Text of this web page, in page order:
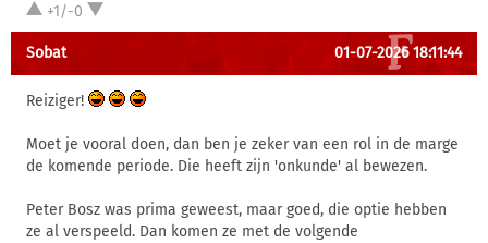
+1/-0
Sobat 01-07-2026 18:11:44
Reiziger!
Moet je vooral doen, dan ben je zeker van een rol in de marge
de komende periode. Die heeft zijn 'onkunde' al bewezen.
Peter Bosz was prima geweest, maar goed, die optie hebben
ze al verspeeld. Dan komen ze met de volgende